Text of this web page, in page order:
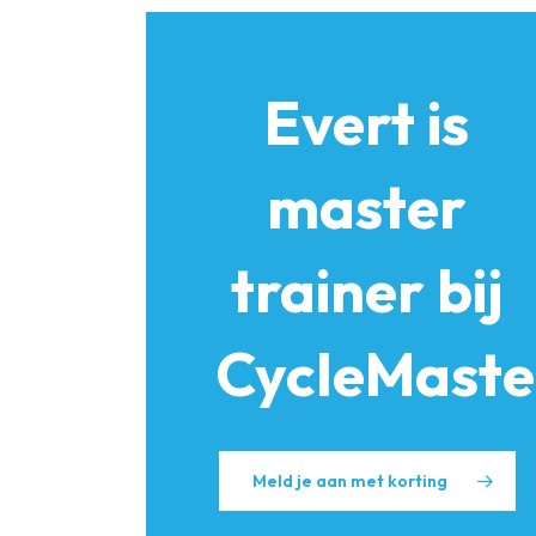
Evert is
master
trainer bij
Meld je aan met korting